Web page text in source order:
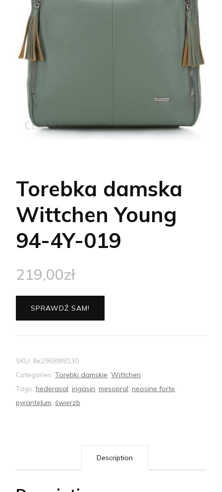
Torebka damska
Wittchen Young
94-4Y-019
219,00zł
SPRAWDŹ SAM!
SKU: 8e29689f8130
Categories: Torebki damskie, Wittchen
Tags: hederasal, irigasin, mesopral, neosine forte,
pyrantelum, świerzb
Description